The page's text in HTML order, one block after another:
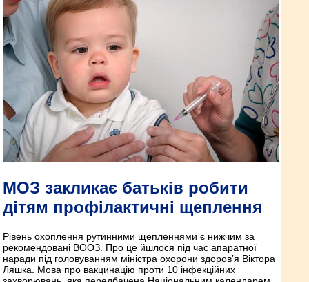
МОЗ закликає батьків робити
дітям профілактичні щеплення
Рівень охоплення рутинними щепленнями є нижчим за
рекомендовані ВООЗ. Про це йшлося під час апаратної
наради під головуванням міністра охорони здоров’я Віктора
Ляшка. Мова про вакцинацію проти 10 інфекційних